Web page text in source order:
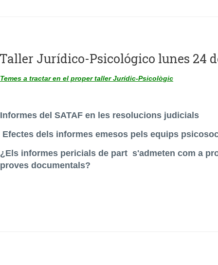
Jurídico-Psicológico lunes 24
Temes a tractar en el proper taller Jurídic-Psicològic
Informes del SATAF en les resolucions judicials
Efectes dels informes emesos pels equips
¿Els informes pericials de part s'admeten com a
proves documentals?